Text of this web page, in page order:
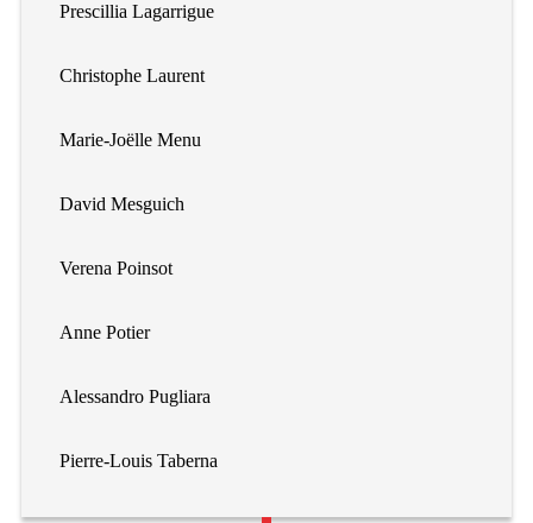
Prescillia Lagarrigue
Christophe Laurent
Marie-Joëlle Menu
David Mesguich
Verena Poinsot
Anne Potier
Alessandro Pugliara
Pierre-Louis Taberna